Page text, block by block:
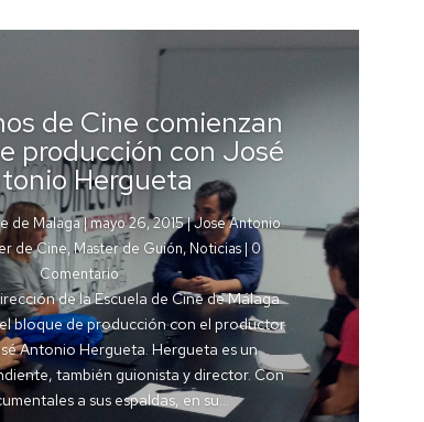
de Cine comienzan
producción con José
Hergueta
de Malaga|mayo 26, 2015|Jose Antonio
de Cine,Master de Guión, Noticias | 0
Comentario
de la Escuela de Cine de Málaga
bloque de producción con el productor
Antonio Hergueta. Hergueta es un
también guionista y director. Con
a sus espaldas, en su...